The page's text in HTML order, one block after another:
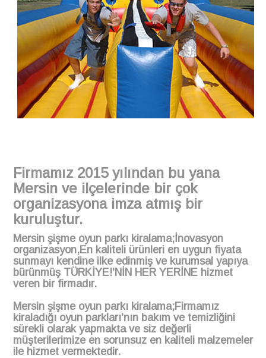
Firmamız 2015 yılından bu yana
Mersin ve ilçelerinde bir çok
organizasyona imza atmış bir
kuruluştur.
Mersin şişme oyun parkı kiralama;İnovasyon
organizasyon,En kaliteli ürünleri en uygun fiyata
sunmayı kendineilke edinmiş ve kurumsal yapıya
bürünmüş TÜRKİYE!'NİN HER YERİNE hizmet
veren bir firmadır.
Mersin şişme oyun parkı kiralama;Firmamız
kiraladığı oyun parkları'nın bakım ve temizliğini
sürekli olarak yapmakta ve siz değerli
müşterilerimize en sorunsuz en kaliteli malzemeler
ile hizmet vermektedir.